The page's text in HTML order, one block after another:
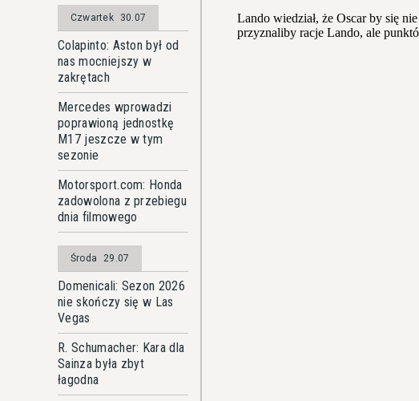
Czwartek 30.07
Colapinto: Aston był od
nas mocniejszy w
zakrętach
Mercedes wprowadzi
poprawioną jednostkę
M17 jeszcze w tym
sezonie
Motorsport.com: Honda
zadowolona z przebiegu
dnia filmowego
Środa 29.07
Domenicali: Sezon 2026
nie skończy się w Las
Vegas
R. Schumacher: Kara dla
Sainza była zbyt
łagodna